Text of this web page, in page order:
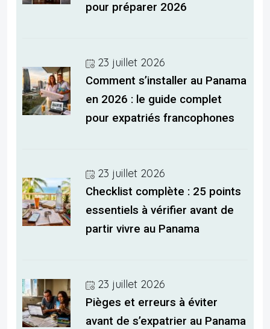
pour préparer 2026
23 juillet 2026
Comment s’installer au Panama
en 2026 : le guide complet
pour expatriés francophones
23 juillet 2026
Checklist complète : 25 points
essentiels à vérifier avant de
partir vivre au Panama
23 juillet 2026
Pièges et erreurs à éviter
avant de s’expatrier au Panama